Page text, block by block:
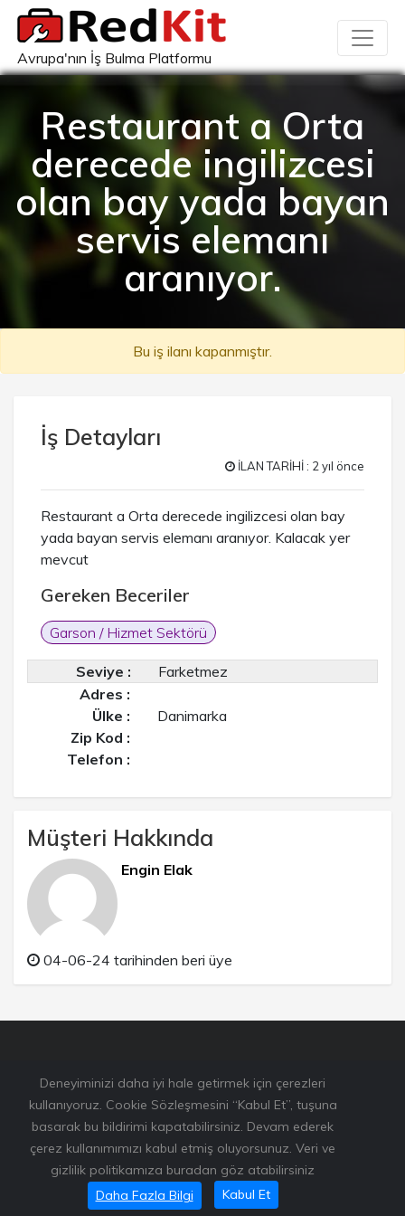
Deneyiminizi daha iyi hale getirmek için çerezleri
kullanıyoruz. Cookie Sözleşmesini “Kabul Et”, tuşuna
basarak bu bildirimi kapatabilirsiniz. Devam ederek
çerez kullanımımızı kabul etmiş oluyorsunuz. Veri ve
gizlilik politikamıza buradan göz atabilirsiniz
Daha Fazla Bilgi
Kabul Et
Avrupa'nın İş Bulma Platformu
Restaurant a Orta
derecede ingilizcesi
olan bay yada bayan
servis elemanı
aranıyor.
Bu iş ilanı kapanmıştır.
İş Detayları
İLAN TARİHİ : 2 yıl önce
Restaurant a Orta derecede ingilizcesi olan bay
yada bayan servis elemanı aranıyor. Kalacak yer
mevcut
Gereken Beceriler
Garson / Hizmet Sektörü
Seviye :
Farketmez
Adres :
Ülke :
Danimarka
Zip Kod :
Telefon :
Müşteri Hakkında
Engin Elak
04-06-24 tarihinden beri üye
Bu sitede kullanılan resimlerden bazılarıwww.unsplash.com
adresinden alınmıştır.